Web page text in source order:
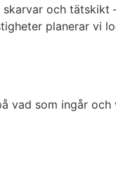
och
planerar vi
vad som ingår och